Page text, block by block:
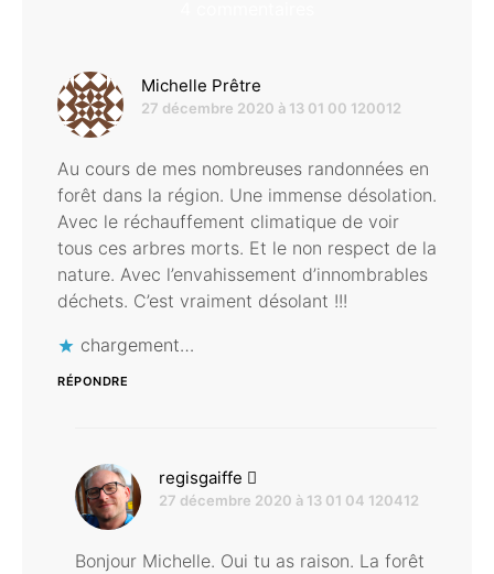
Michelle Prêtre
27 décembre 2020 à 13 01 00 120012
Au cours de mes nombreuses randonnées en
forêt dans la région. Une immense désolation.
Avec le réchauffement climatique de voir
tous ces arbres morts. Et le non respect de la
nature. Avec l’envahissement d’innombrables
déchets. C’est vraiment désolant !!!
chargement…
RÉPONDRE
regisgaiffe
27 décembre 2020 à 13 01 04 120412
Bonjour Michelle. Oui tu as raison. La forêt